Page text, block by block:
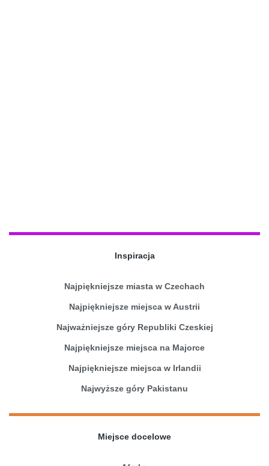
Inspiracja
Najpiękniejsze miasta w Czechach
Najpiękniejsze miejsca w Austrii
Najważniejsze góry Republiki Czeskiej
Najpiękniejsze miejsca na Majorce
Najpiękniejsze miejsca w Irlandii
Najwyższe góry Pakistanu
Miejsce docelowe